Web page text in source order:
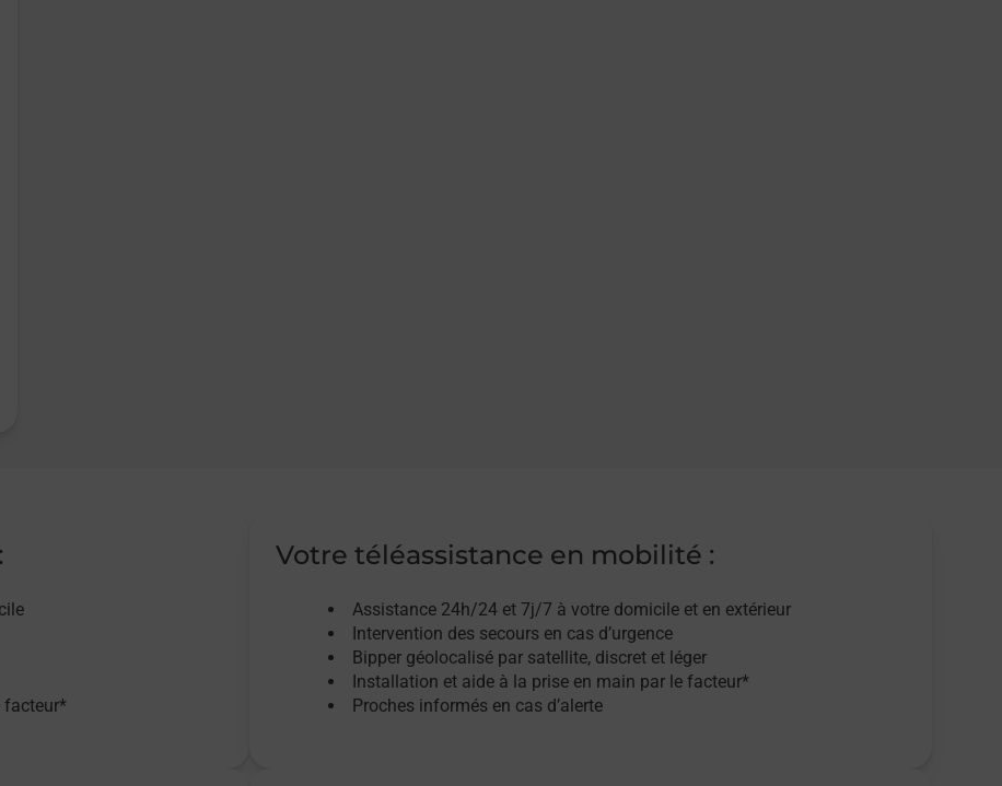
facteur*
Votre téléassistance en mobilité :
Assistance 24h/24 et 7j/7 à votre domicile et en extérieur
Intervention des secours en cas d’urgence
Bipper géolocalisé par satellite, discret et léger
Installation et aide à la prise en main par le facteur*
Proches informés en cas d’alerte